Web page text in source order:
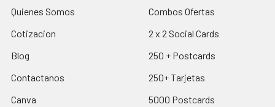
Quienes Somos
Cotizacion
Blog
Contactanos
Canva
Combos Ofertas
2 x 2 Social Cards
250 + Postcards
250+ Tarjetas
5000 Postcards